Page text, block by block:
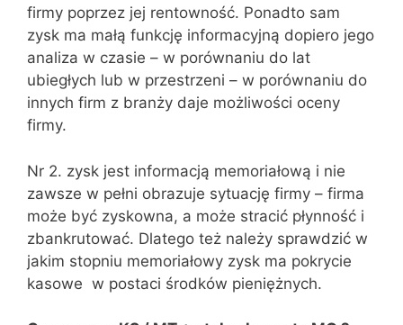
firmy poprzez jej rentowność. Ponadto sam
zysk ma małą funkcję informacyjną dopiero jego
analiza w czasie – w porównaniu do lat
ubiegłych lub w przestrzeni – w porównaniu do
innych firm z branży daje możliwości oceny
firmy.
Nr 2. zysk jest informacją memoriałową i nie
zawsze w pełni obrazuje sytuację firmy – firma
może być zyskowna, a może stracić płynność i
zbankrutować. Dlatego też należy sprawdzić w
jakim stopniu memoriałowy zysk ma pokrycie
kasowe w postaci środków pieniężnych.